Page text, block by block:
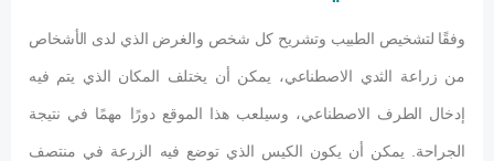
وفقًا لتشخيص الطبيب وتشريح كل شخص والغرض الذي لدى الأشخاص
من زراعة الثدي الاصطناعي، يمكن أن يختلف المكان الذي يتم فيه
إدخال الطرف الاصطناعي، وسيلعب هذا الموقع دورًا مهمًا في نتيجة
الجراحة. يمكن أن يكون الكيس الذي توضع فيه الزرعة في منتصف